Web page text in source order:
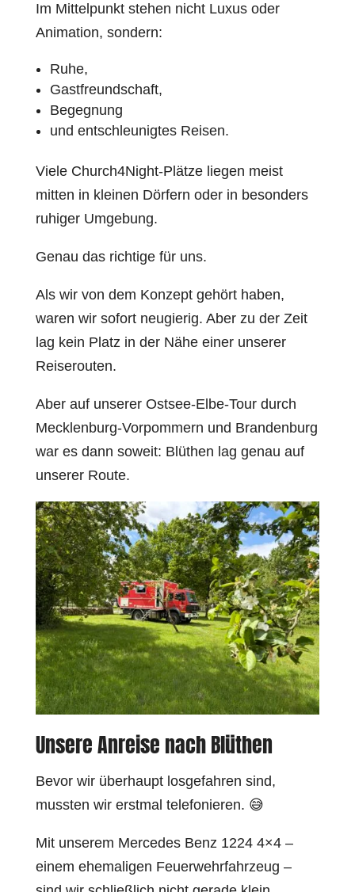
Im Mittelpunkt stehen nicht Luxus oder
Animation, sondern:
Ruhe,
Gastfreundschaft,
Begegnung
und entschleunigtes Reisen.
Viele Church4Night-Plätze liegen meist
mitten in kleinen Dörfern oder in besonders
ruhiger Umgebung.
Genau das richtige für uns.
Als wir von dem Konzept gehört haben,
waren wir sofort neugierig. Aber zu der Zeit
lag kein Platz in der Nähe einer unserer
Reiserouten.
Aber auf unserer Ostsee-Elbe-Tour durch
Mecklenburg-Vorpommern und Brandenburg
war es dann soweit: Blüthen lag genau auf
unserer Route.
Unsere Anreise nach Blüthen
Bevor wir überhaupt losgefahren sind,
mussten wir erstmal telefonieren. 😅
Mit unserem Mercedes Benz 1224 4×4 –
einem ehemaligen Feuerwehrfahrzeug –